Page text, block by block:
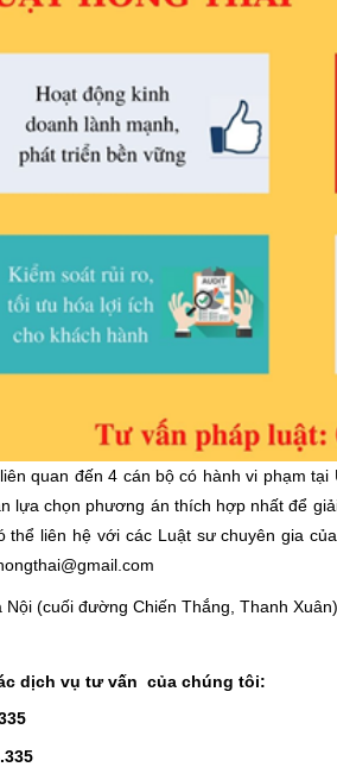
quan đến 4 cán bộ có hành vi phạm tại
lựa chọn phương án thích hợp nhất để
liên hệ với các Luật sư chuyên gia
(cuối đường Chiến Thắng, Thanh Xuân).
dịch vụ tư vấn của chúng tôi: